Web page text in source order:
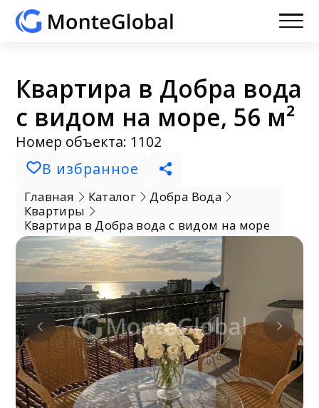
Квартира в Добра вода
с видом на море, 56 м²
Номер объекта: 1102
В избранное
Главная Каталог
Добра Вода
Квартиры
Квартира в Добра вода с видом на море